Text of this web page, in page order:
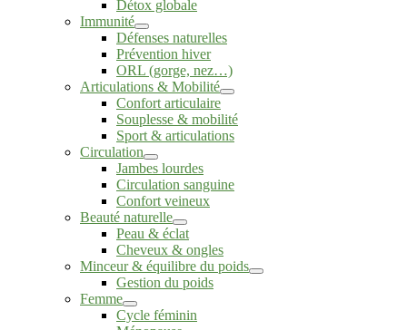
Détox globale
Immunité
Défenses naturelles
Prévention hiver
ORL (gorge, nez…)
Articulations & Mobilité
Confort articulaire
Souplesse & mobilité
Sport & articulations
Circulation
Jambes lourdes
Circulation sanguine
Confort veineux
Beauté naturelle
Peau & éclat
Cheveux & ongles
Minceur & équilibre du poids
Gestion du poids
Femme
Cycle féminin